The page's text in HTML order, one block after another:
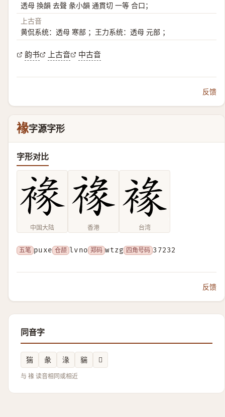
透母 換韻 去聲 彖小韻 通貫切 一等 合口；
上古音
黄侃系统：透母 寒部 ；王力系统：透母 元部 ；
韵书 上古音 中古音
反馈
褖字源字形
字形对比
中国大陆 香港 台湾
五笔 puxe 仓颉 lvno 郑码 wtzg 四角号码 37232
反馈
同音字
猯 彖 湪 貒 𧳩
与 褖 读音相同或相近